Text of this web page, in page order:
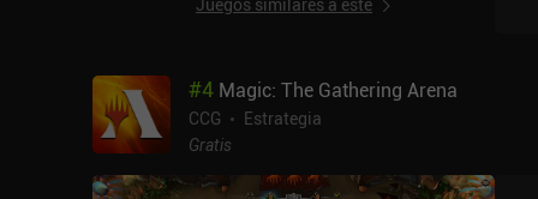
#4 Magic: The Gathering Arena
CCG
Estrategia
Gratis